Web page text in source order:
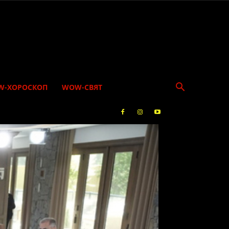
ХОРОСКОП WOW-СВЯТ